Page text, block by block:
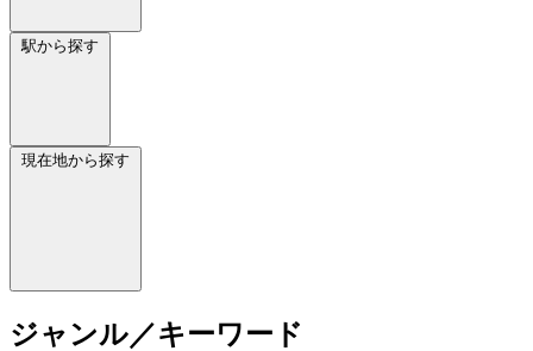
駅から探す
現在地から探す
ジャンル／キーワード